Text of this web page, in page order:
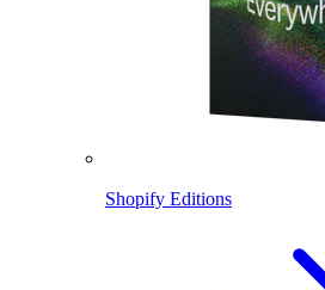
Shopify Editions